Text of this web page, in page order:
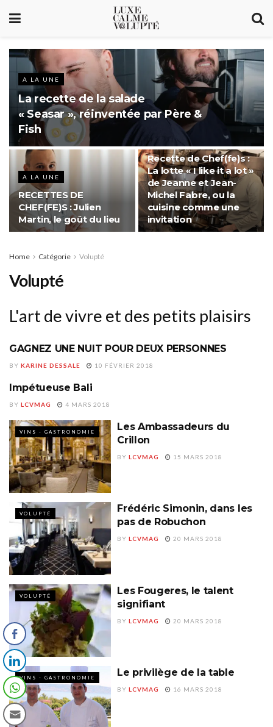
A LA UNE
La recette de la salade
« Seasar », réinventée par Père &
Fish
A LA UNE
RECETTES DE
CHEF(FE)S : Julien
Martin, le goût du lieu
A LA UNE
Recette de Chef(fe)s :
La lotte « I like it a lot »
de Jeanne et Jean-
Michel Fabre, ou la
cuisine comme une
invitation
Home Catégorie Volupté
Volupté
L'art de vivre et des petits plaisirs
VOLUPTÉ
GAGNEZ UNE NUIT POUR DEUX PERSONNES
BY KARINE DESSALE 10 FÉVRIER 2018
VOLUPTÉ
Impétueuse Bali
BY LCVMAG 4 MARS 2018
VINS - GASTRONOMIE
Les Ambassadeurs du
Crillon
BY LCVMAG 15 MARS 2018
VOLUPTÉ
Frédéric Simonin, dans les
pas de Robuchon
BY LCVMAG 20 MARS 2018
VOLUPTÉ
Les Fougeres, le talent
signifiant
BY LCVMAG 20 MARS 2018
VINS - GASTRONOMIE Le privilège de la table
BY LCVMAG 16 MARS 2018